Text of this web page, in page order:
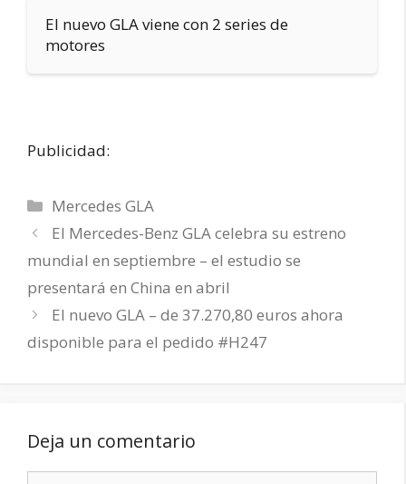
El nuevo GLA viene con 2 series de
motores
Publicidad:
Categorías
Mercedes GLA
El Mercedes-Benz GLA celebra su estreno
mundial en septiembre – el estudio se
presentará en China en abril
El nuevo GLA – de 37.270,80 euros ahora
disponible para el pedido #H247
Deja un comentario